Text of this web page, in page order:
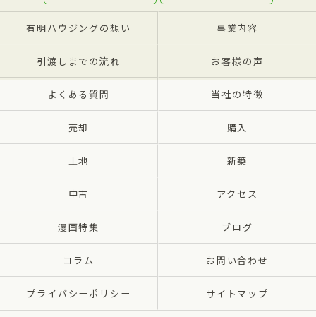
有明ハウジングの想い 事業内容
引渡しまでの流れ お客様の声
よくある質問 当社の特徴
売却 購入
土地 新築
中古 アクセス
漫画特集 ブログ
コラム お問い合わせ
プライバシーポリシー サイトマップ